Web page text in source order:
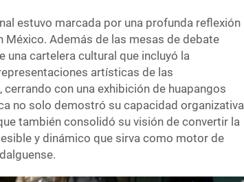
estuvo marcada por una profunda reflexión
Además de las mesas de debate
cartelera cultural que incluyó la
artísticas de las
con una exhibición de huapangos
no solo demostró su capacidad organizativa
también consolidó su visión de convertir la
y dinámico que sirva como motor de